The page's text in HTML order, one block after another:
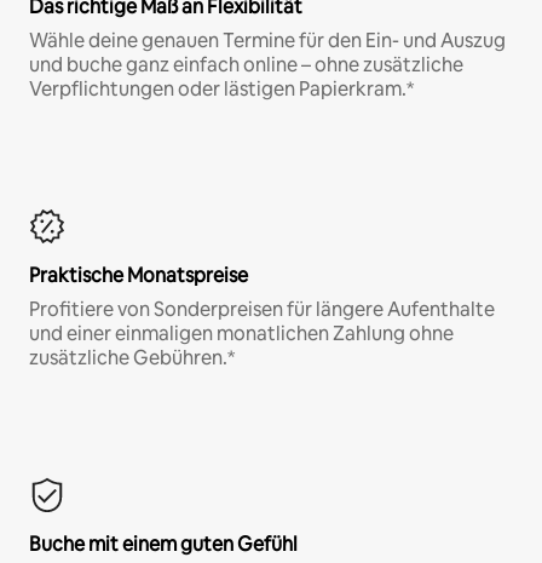
Das richtige Maß an Flexibilität
Wähle deine genauen Termine für den Ein- und Auszug
und buche ganz einfach online – ohne zusätzliche
Verpflichtungen oder lästigen Papierkram.*
Praktische Monatspreise
Profitiere von Sonderpreisen für längere Aufenthalte
und einer einmaligen monatlichen Zahlung ohne
zusätzliche Gebühren.*
Buche mit einem guten Gefühl